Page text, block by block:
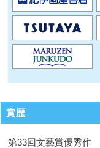
賞歴
第33回文藝賞優秀作